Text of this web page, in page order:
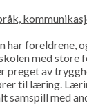
har foreldrene,
med store
preget av
til læring.
samspill med